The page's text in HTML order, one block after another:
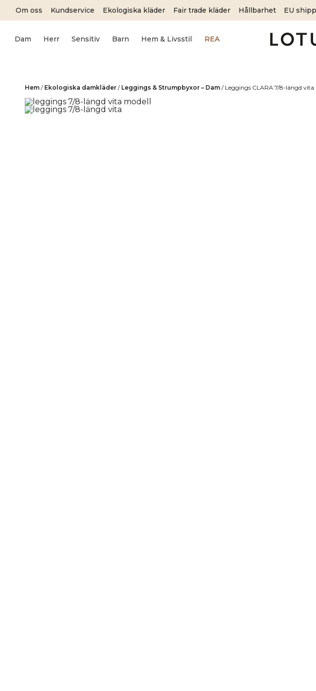
Om oss Kundservice Ekologiska kläder Fair trade kläder Hållbarhet EU
Dam Herr Sensitiv Barn Hem & Livsstil REA
Hem / Ekologiska damkläder / Leggings & Strumpbyxor – Dam / Leggings CLARA 7/8-längd vita